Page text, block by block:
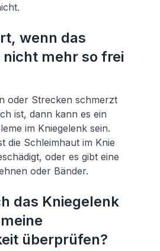
wenn das
mehr so frei
oder Strecken schmerzt
ist, dann kann es ein
im Kniegelenk sein.
die Schleimhaut im Knie
oder es gibt eine
oder Bänder.
das Kniegelenk
überprüfen?